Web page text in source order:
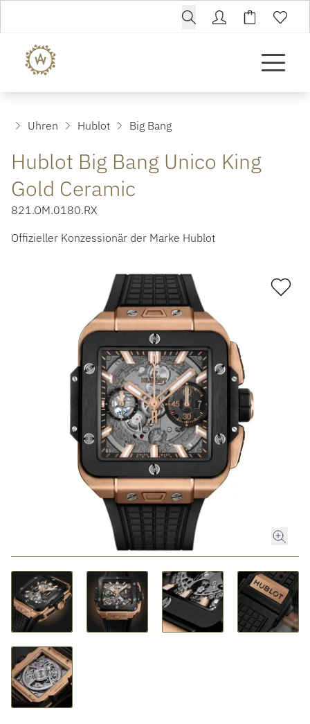
ROLEX CERTIFIED PRE-OWNED
LUXURY DEALS
HOCHZEIT
ÜBER UNS
Uhren Hublot Big Bang
Hublot Big Bang Unico King
Gold Ceramic
821.OM.0180.RX
Offizieller Konzessionär der Marke Hublot